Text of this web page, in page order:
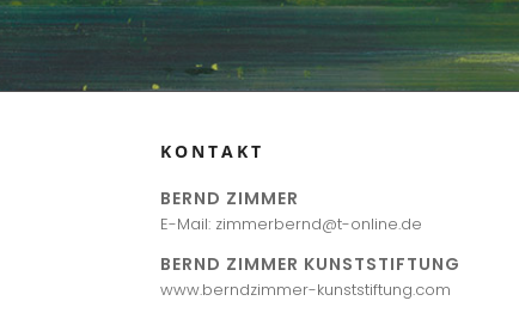
KONTAKT
BERND ZIMMER
E-Mail: zimmerbernd@t-online.de
BERND ZIMMER KUNSTSTIFTUNG
www.berndzimmer-kunststiftung.com